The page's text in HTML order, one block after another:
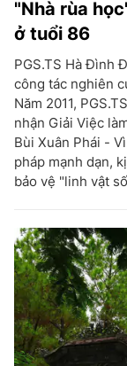
"Nhà rùa
ở tuổi 86
PGS.TS Hà Đình
công tác nghiên
Năm 2011,
nhận Giải Việc
Bùi Xuân Phái -
pháp mạnh dạn,
bảo vệ "linh vật